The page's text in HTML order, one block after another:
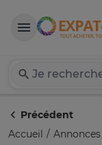
Précédent
Accueil
Annonces